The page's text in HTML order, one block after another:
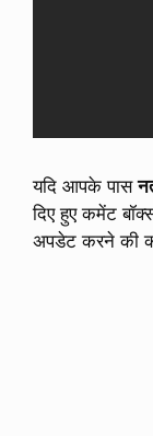
यदि आपके पास
दिए हुए कमेंट
अपडेट करने की